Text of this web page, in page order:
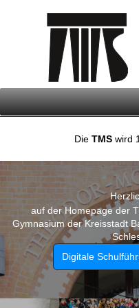
Die TMS wird
auf der Homepage der
Gymnasium der Kreisstadt
Digitale